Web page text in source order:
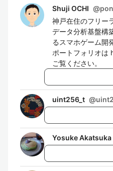
Shuji OCHI @
神戸在住のフリー
データ分析基盤構
るスマホゲーム開
ポートフォリオ
ご覧ください。
uint256_t @
Yosuke Akatsuka